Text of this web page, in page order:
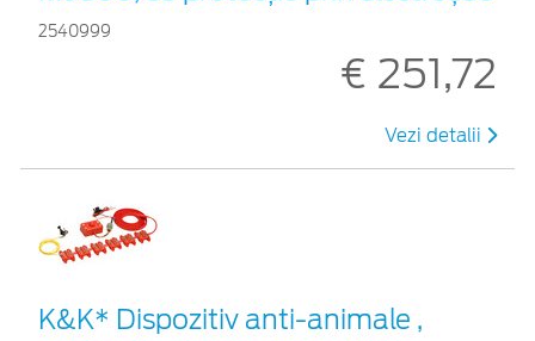
2540999
€ 251,72
Vezi detalii
K&K* Dispozitiv anti-animale ,